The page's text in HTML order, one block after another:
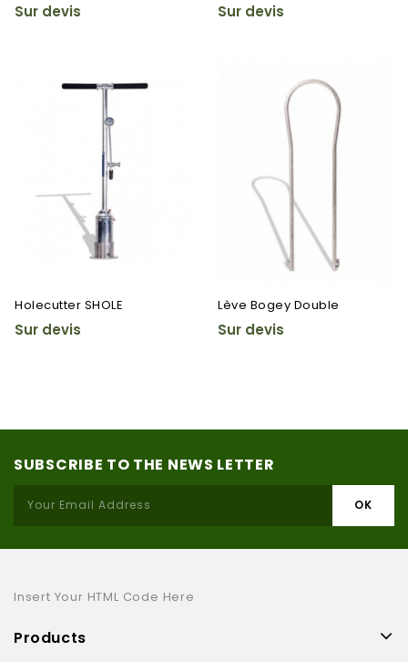
Sur devis Sur devis
Holecutter SHOLE
Sur devis
Lève Bogey Double
Sur devis
SUBSCRIBE TO THE NEWS LETTER
Insert Your HTML Code Here
Products